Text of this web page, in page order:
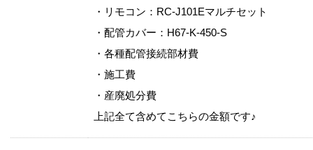
・リモコン：RC-J101Eマルチセット
・配管カバー：H67-K-450-S
・各種配管接続部材費
・施工費
・産廃処分費
上記全て含めてこちらの金額です♪